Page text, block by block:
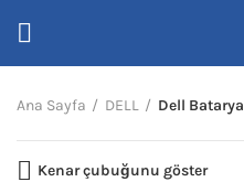
Ana Sayfa DELL Dell Batarya
Kenar çubuğunu göster